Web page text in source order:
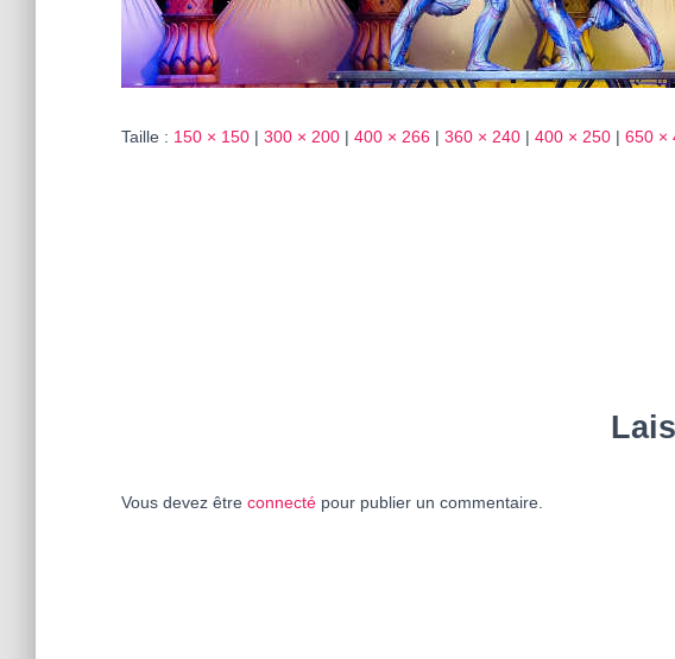
Taille : 150 × 150 | 300 × 200 | 400 × 266 | 360 × 240 | 400 × 250 | 650 ×
Vous devez être connecté pour publier un commentaire.